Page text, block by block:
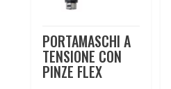
PORTAMASCHI A
TENSIONE CON
PINZE FLEX